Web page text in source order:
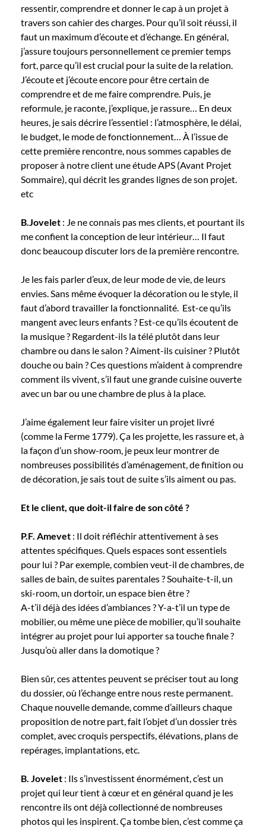
ressentir, comprendre et donner le cap à un projet à
travers son cahier des charges. Pour qu’il soit réussi, il
faut un maximum d’écoute et d’échange. En général,
j’assure toujours personnellement ce premier temps
fort, parce qu’il est crucial pour la suite de la relation.
J’écoute et j’écoute encore pour être certain de
comprendre et de me faire comprendre. Puis, je
reformule, je raconte, j’explique, je rassure… En deux
heures, je sais décrire l’essentiel : l’atmosphère, le délai,
le budget, le mode de fonctionnement… À l’issue de
cette première rencontre, nous sommes capables de
proposer à notre client une étude APS (Avant Projet
Sommaire), qui décrit les grandes lignes de son projet.
etc
B.Jovelet : Je ne connais pas mes clients, et pourtant ils
me confient la conception de leur intérieur… Il faut
donc beaucoup discuter lors de la première rencontre.
Je les fais parler d’eux, de leur mode de vie, de leurs
envies. Sans même évoquer la décoration ou le style, il
faut d’abord travailler la fonctionnalité. Est-ce qu’ils
mangent avec leurs enfants ? Est-ce qu’ils écoutent de
la musique ? Regardent-ils la télé plutôt dans leur
chambre ou dans le salon ? Aiment-ils cuisiner ? Plutôt
douche ou bain ? Ces questions m’aident à comprendre
comment ils vivent, s’il faut une grande cuisine ouverte
avec un bar ou une chambre de plus à la place.
J’aime également leur faire visiter un projet livré
(comme la Ferme 1779). Ça les projette, les rassure et, à
la façon d’un show-room, je peux leur montrer de
nombreuses possibilités d’aménagement, de finition ou
de décoration, je sais tout de suite s’ils aiment ou pas.
Et le client, que doit-il faire de son côté ?
P.F. Amevet : Il doit réfléchir attentivement à ses
attentes spécifiques. Quels espaces sont essentiels
pour lui ? Par exemple, combien veut-il de chambres, de
salles de bain, de suites parentales ? Souhaite-t-il, un
ski-room, un dortoir, un espace bien être ?
A-t’il déjà des idées d’ambiances ? Y-a-t’il un type de
mobilier, ou même une pièce de mobilier, qu’il souhaite
intégrer au projet pour lui apporter sa touche finale ?
Jusqu’où aller dans la domotique ?
Bien sûr, ces attentes peuvent se préciser tout au long
du dossier, où l’échange entre nous reste permanent.
Chaque nouvelle demande, comme d’ailleurs chaque
proposition de notre part, fait l’objet d’un dossier très
complet, avec croquis perspectifs, élévations, plans de
repérages, implantations, etc.
B. Jovelet : Ils s’investissent énormément, c’est un
projet qui leur tient à cœur et en général quand je les
rencontre ils ont déjà collectionné de nombreuses
photos qui les inspirent. Ça tombe bien, c’est comme ça